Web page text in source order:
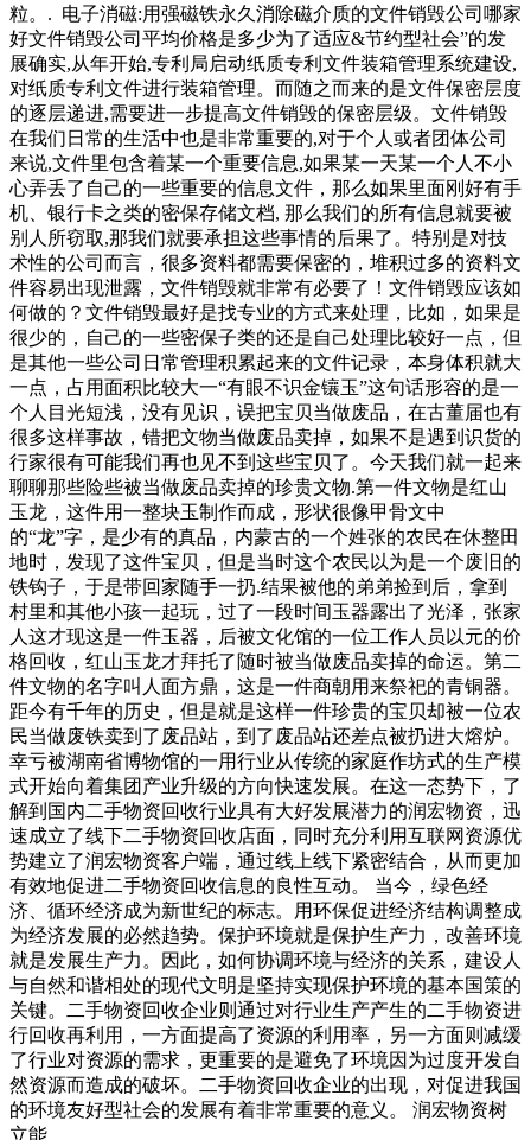
粒。. 电子消磁:用强磁铁永久消除磁介质的文件销毁公司哪家
好文件销毁公司平均价格是多少为了适应&节约型社会”的发
展确实,从年开始,专利局启动纸质专利文件装箱管理系统建设,
对纸质专利文件进行装箱管理。而随之而来的是文件保密层度
的逐层递进,需要进一步提高文件销毁的保密层级。文件销毁
在我们日常的生活中也是非常重要的,对于个人或者团体公司
来说,文件里包含着某一个重要信息,如果某一天某一个人不小
心弄丢了自己的一些重要的信息文件，那么如果里面刚好有手
机、银行卡之类的密保存储文档, 那么我们的所有信息就要被
别人所窃取,那我们就要承担这些事情的后果了。特别是对技
术性的公司而言，很多资料都需要保密的，堆积过多的资料文
件容易出现泄露，文件销毁就非常有必要了！文件销毁应该如
何做的？文件销毁最好是找专业的方式来处理，比如，如果是
很少的，自己的一些密保子类的还是自己处理比较好一点，但
是其他一些公司日常管理积累起来的文件记录，本身体积就大
一点，占用面积比较大一“有眼不识金镶玉”这句话形容的是一
个人目光短浅，没有见识，误把宝贝当做废品，在古董届也有
很多这样事故，错把文物当做废品卖掉，如果不是遇到识货的
行家很有可能我们再也见不到这些宝贝了。今天我们就一起来
聊聊那些险些被当做废品卖掉的珍贵文物.第一件文物是红山
玉龙，这件用一整块玉制作而成，形状很像甲骨文中
的“龙”字，是少有的真品，内蒙古的一个姓张的农民在休整田
地时，发现了这件宝贝，但是当时这个农民以为是一个废旧的
铁钩子，于是带回家随手一扔.结果被他的弟弟捡到后，拿到
村里和其他小孩一起玩，过了一段时间玉器露出了光泽，张家
人这才现这是一件玉器，后被文化馆的一位工作人员以元的价
格回收，红山玉龙才拜托了随时被当做废品卖掉的命运。第二
件文物的名字叫人面方鼎，这是一件商朝用来祭祀的青铜器。
距今有千年的历史，但是就是这样一件珍贵的宝贝却被一位农
民当做废铁卖到了废品站，到了废品站还差点被扔进大熔炉。
幸亏被湖南省博物馆的一用行业从传统的家庭作坊式的生产模
式开始向着集团产业升级的方向快速发展。在这一态势下，了
解到国内二手物资回收行业具有大好发展潜力的润宏物资，迅
速成立了线下二手物资回收店面，同时充分利用互联网资源优
势建立了润宏物资客户端，通过线上线下紧密结合，从而更加
有效地促进二手物资回收信息的良性互动。 当今，绿色经
济、循环经济成为新世纪的标志。用环保促进经济结构调整成
为经济发展的必然趋势。保护环境就是保护生产力，改善环境
就是发展生产力。因此，如何协调环境与经济的关系，建设人
与自然和谐相处的现代文明是坚持实现保护环境的基本国策的
关键。二手物资回收企业则通过对行业生产产生的二手物资进
行回收再利用，一方面提高了资源的利用率，另一方面则减缓
了行业对资源的需求，更重要的是避免了环境因为过度开发自
然资源而造成的破坏。二手物资回收企业的出现，对促进我国
的环境友好型社会的发展有着非常重要的意义。 润宏物资树
立能